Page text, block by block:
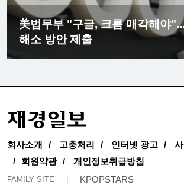
美법무부 "구글, 크롬 매각해야
해소 방안 제출
회사소개 고충처리 인터넷 광고
회원약관
개인정보취급방침
FAMILY SITE KPOPSTARS